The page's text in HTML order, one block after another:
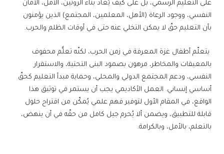
على التعليم الرسمي، بل على كيف يُعاد بناء الروتين، الأمل، الأمان
النفسي، ووجود الرعاة (الأهل، المعلمين، المجتمع) الذين يؤمنون
بأن التعليم حقّ لا يمكن التخلي عنه حتى في أوقات الظلم والحرب.
يتعلّم أطفال غزة المعرفة في زمن الحرب، لكنّه تعلٌّم محفوف
بالمعيقات والمخاطر، مرهون بصمود البنى التحتية، والاستقرار
النفسي، ودعم المجتمع الدولي والمحلي، وحماية مبدأ التعليم كحقّ
أساسي إنساني. العمل الأكاديمي يجب أن يستمر في توثيق هذا
الواقع، في المقام الأول لتوفير فهم علمي يُمكّن من اقتراح حلول
قابلة للتطبيق، ويضمن ألا يُحرم جيل كامل من حقّه في أن ينهض،
بالتعلم، بالأمل، وبالكرامة.